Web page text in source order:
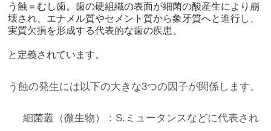
う蝕＝むし歯。歯の硬組織の表面が細菌の酸産生により崩
壊され、エナメル質やセメント質から象牙質へと進行し、
実質欠損を形成する代表的な歯の疾患。
と定義されています。
う蝕の発生には以下の大きな3つの因子が関係します。
細菌叢（微生物）：S.ミュータンスなどに代表され